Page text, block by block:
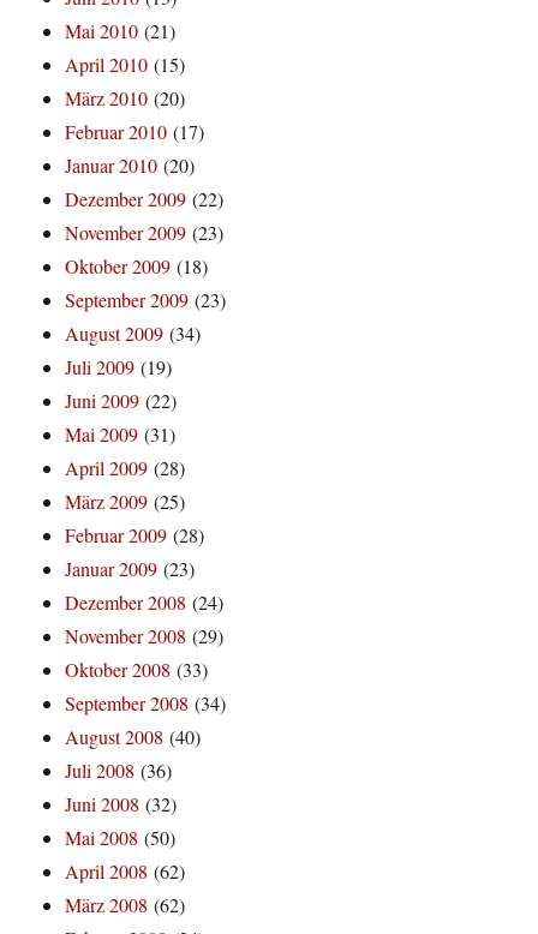
Mai 2010 (21)
April 2010 (15)
März 2010 (20)
Februar 2010 (17)
Januar 2010 (20)
Dezember 2009 (22)
November 2009 (23)
Oktober 2009 (18)
September 2009 (23)
August 2009 (34)
Juli 2009 (19)
Juni 2009 (22)
Mai 2009 (31)
April 2009 (28)
März 2009 (25)
Februar 2009 (28)
Januar 2009 (23)
Dezember 2008 (24)
November 2008 (29)
Oktober 2008 (33)
September 2008 (34)
August 2008 (40)
Juli 2008 (36)
Juni 2008 (32)
Mai 2008 (50)
April 2008 (62)
März 2008 (62)